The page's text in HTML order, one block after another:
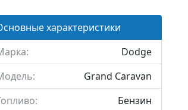
характеристики
Dodge
Grand Caravan
Бензин